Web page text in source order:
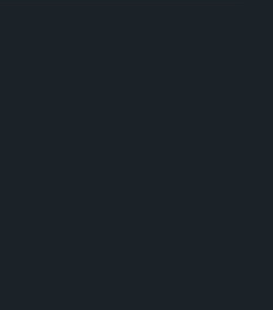
School of
opportunités encore